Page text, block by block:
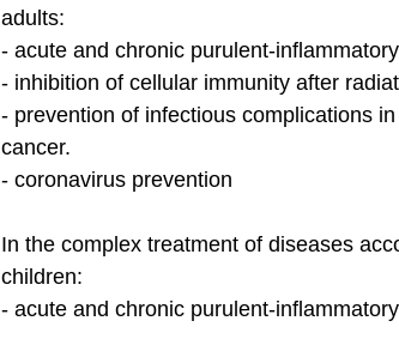
adults:
- acute and chronic purulent-
- inhibition of cellular immunity after
- prevention of infectious complications
cancer.
- coronavirus prevention
In the complex treatment of diseases
children:
- acute and chronic purulent-